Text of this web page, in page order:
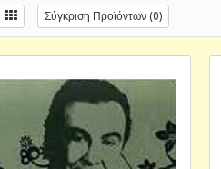
Σύγκριση Προϊόντων (0)